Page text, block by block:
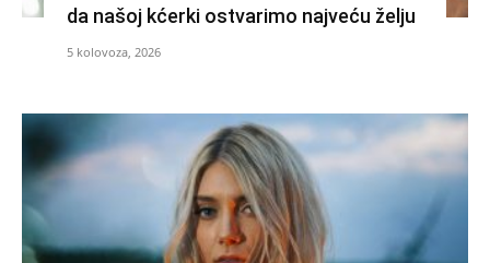
da našoj kćerki ostvarimo najveću želju
5 kolovoza, 2026